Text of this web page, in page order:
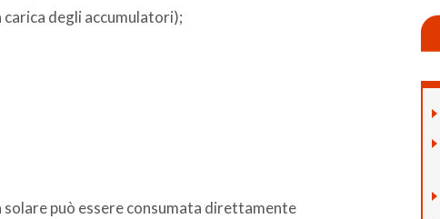
degli accumulatori);
può essere consumata direttamente